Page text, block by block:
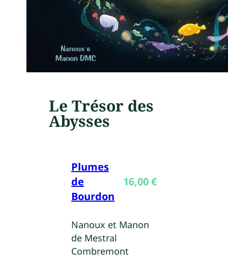
Le Trésor des
Abysses
Plumes
de
Bourdon
16,00€
Nanoux et Manon
de Mestral
Combremont